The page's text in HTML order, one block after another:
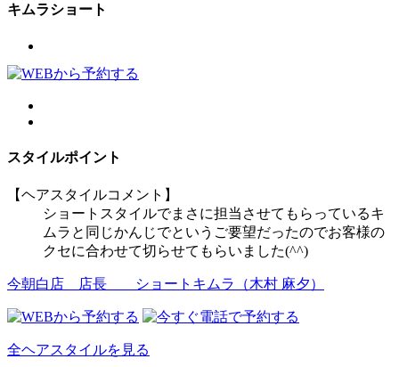
キムラショート
スタイルポイント
【ヘアスタイルコメント】
ショートスタイルでまさに担当させてもらっているキ
ムラと同じかんじでというご要望だったのでお客様の
クセに合わせて切らせてもらいました(^^)
今朝白店 店長 ショートキムラ（木村 麻夕）
全ヘアスタイルを見る